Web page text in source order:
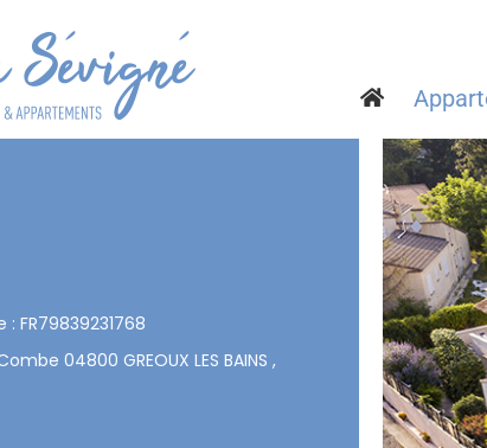
FR79839231768
04800 GREOUX LES BAINS ,